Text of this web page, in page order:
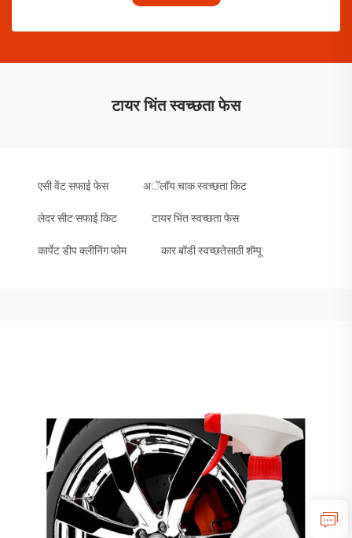
टायर भिंत स्वच्छता फेस
एसी वेंट सफाई फेस अॅलॉय चाक स्वच्छता किट
लेदर सीट सफाई किट टायर भिंत स्वच्छता फेस
कार्पेट डीप क्लीनिंग फोम कार बॉडी स्वच्छतेसाठी शॅम्पू